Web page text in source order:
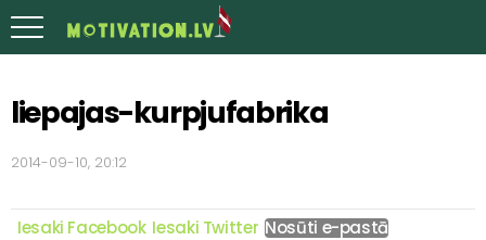
liepajas-kurpjufabrika
2014-09-10, 20:12
Iesaki Facebook Iesaki Twitter Nosūti e-pastā